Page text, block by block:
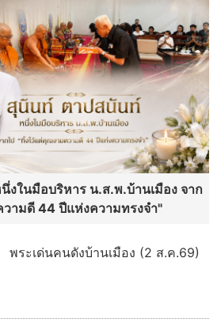
ในมือบริหาร น.ส.พ.บ้านเมือง จาก
ามดี 44 ปีแห่งความทรงจำ"
พระเด่นคนดังบ้านเมือง (2 ส.ค.69)